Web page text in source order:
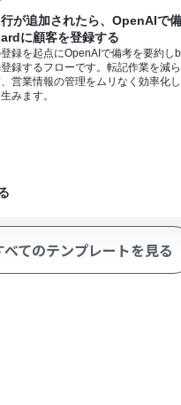
が追加されたら、OpenAIで
に顧客を登録する
録を起点にOpenAIで備考を要約し
録するフローです。転記作業を減
営業情報の管理をムリなく効率化
みます。
べてのテンプレートを見る